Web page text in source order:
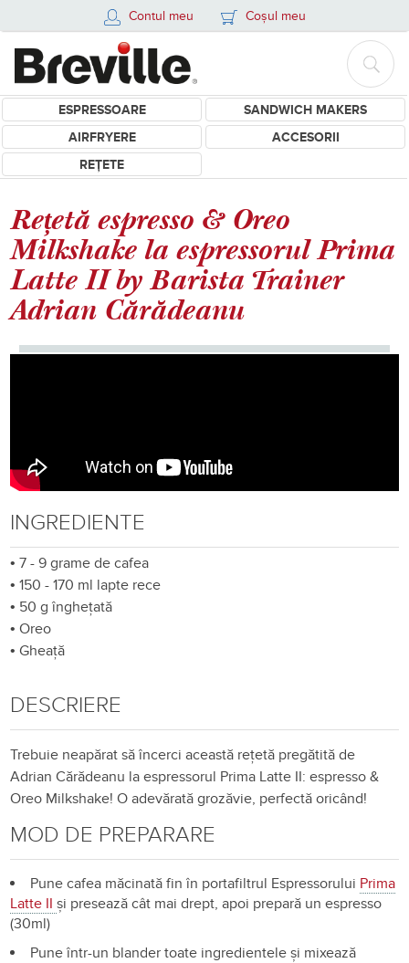
Contul meu Coșul meu
ESPRESSOARE
SANDWICH MAKERS
AIRFRYERE
ACCESORII
REȚETE
Rețetă espresso & Oreo
Milkshake la espressorul Prima
Latte II by Barista Trainer
Adrian Cărădeanu
INGREDIENTE
•7 - 9 grame de cafea
•150 - 170 ml lapte rece
• 50 g înghețată
•Oreo
•Gheață
DESCRIERE
Trebuie neapărat să încerci această rețetă pregătită de
Adrian Cărădeanu la espressorul Prima Latte II: espresso &
Oreo Milkshake! O adevărată grozăvie, perfectă oricând!
MOD DE PREPARARE
Pune cafea măcinată fin în portafiltrul Espressorului Prima
Latte IIși presează cât mai drept, apoi prepară un espresso
(30ml)
Pune într-un blander toate ingredientele și mixează